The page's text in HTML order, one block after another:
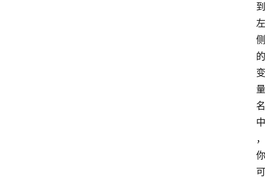
到
左
侧
的
变
量
名
中
，
你
可